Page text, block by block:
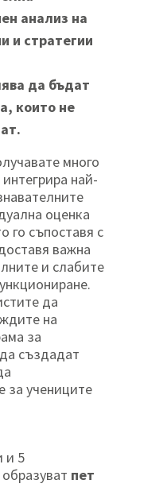
анализ на
и стратегии
да бъдат
които не
много
най-
оценка
го съпоставя с
важна
и слабите
да
на
за
създадат
за учениците
и 5
пет